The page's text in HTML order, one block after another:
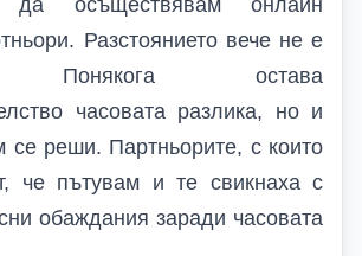
да осъществявам онлайн
Разстоянието вече не е
Понякога остава
часовата разлика, но и
се реши. Партньорите, с които
че пътувам и те свикнаха с
обаждания заради часовата